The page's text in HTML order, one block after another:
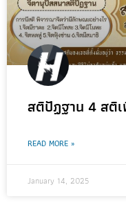
สติปัฏฐาน 4 สติ
READ MORE »
January 14, 2025